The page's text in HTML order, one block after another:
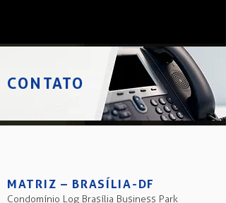
CONTATO
MATRIZ – BRASÍLIA-DF
Condomínio Log Brasília Business Park